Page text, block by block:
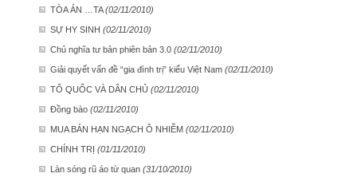
TÒA ÁN …TA(02/11/2010)
SỰ HY SINH (02/11/2010)
Chủ nghĩa tư bản phiên bản 3.0 (02/11/2010)
Giải quyết vấn đề “gia đình trị” kiểu Việt Nam (02/11/2010)
TỔ QUỐC VÀ DÂN CHỦ (02/11/2010)
Đồng bào (02/11/2010)
MUA BÁN HẠN NGẠCH Ô NHIỄM (02/11/2010)
CHÍNH TRỊ (01/11/2010)
Làn sóng rũ áo từ quan (31/10/2010)